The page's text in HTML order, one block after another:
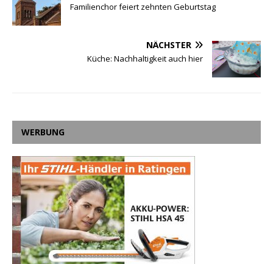
Familienchor feiert zehnten Geburtstag
NÄCHSTER
Küche: Nachhaltigkeit auch hier
WERBUNG